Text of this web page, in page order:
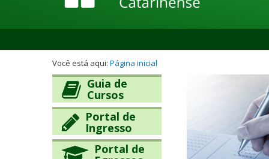
Você está aqui: Página inicial
Guia de
Cursos
Portal de
Ingresso
Portal de
I
í
o
I
í
o